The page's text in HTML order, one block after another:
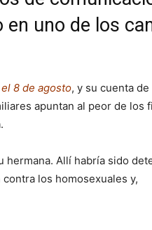
uno de los
8 de agosto, y su cuenta de
apuntan al peor de los
hermana. Allí habría sido
los homosexuales y,